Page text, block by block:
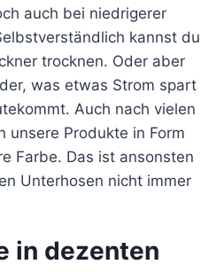
auch bei niedrigerer
kannst du
trocknen. Oder aber
was etwas Strom spart
Auch nach vielen
unsere Produkte in Form
Farbe. Das ist ansonsten
Unterhosen nicht immer
in dezenten